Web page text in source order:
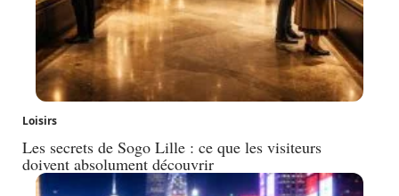
Loisirs
Les secrets de Sogo Lille : ce que les visiteurs
doivent absolument découvrir